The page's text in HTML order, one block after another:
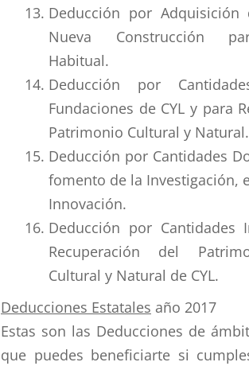
Deducción por Adquisición
Nueva Construcción
Habitual.
Deducción por
Fundaciones de CYL y para
Patrimonio Cultural y Natural.
Deducción por Cantidades
fomento de la Investigación,
Innovación.
Deducción por Cantidades
Recuperación del
Cultural y Natural de CYL.
Deducciones Estatales año 2017
Estas son las Deducciones de
que puedes beneficiarte si